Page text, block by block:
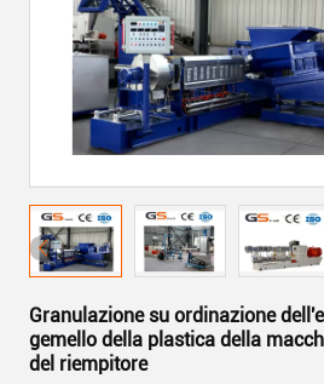
Granulazione su ordinazione
gemello della plastica della
del riempitore